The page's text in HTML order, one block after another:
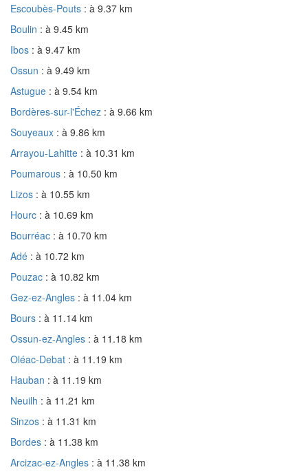
Escoubès-Pouts : à 9.37 km
Boulin : à 9.45 km
Ibos : à 9.47 km
Ossun : à 9.49 km
Astugue : à 9.54 km
Bordères-sur-l'Échez : à 9.66 km
Souyeaux : à 9.86 km
Arrayou-Lahitte : à 10.31 km
Poumarous : à 10.50 km
Lizos : à 10.55 km
Hourc : à 10.69 km
Bourréac : à 10.70 km
Adé : à 10.72 km
Pouzac : à 10.82 km
Gez-ez-Angles : à 11.04 km
Bours : à 11.14 km
Ossun-ez-Angles : à 11.18 km
Oléac-Debat : à 11.19 km
Hauban : à 11.19 km
Neuilh : à 11.21 km
Sinzos : à 11.31 km
Bordes : à 11.38 km
Arcizac-ez-Angles : à 11.38 km